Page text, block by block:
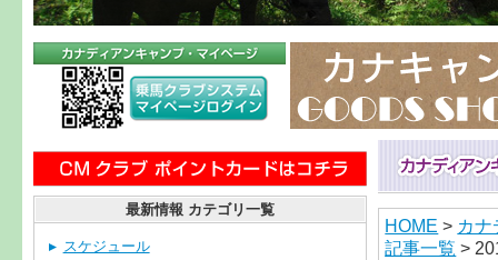
HOME > カ
記事一覧 >
最新情報 カテゴリ一覧
スケジュール